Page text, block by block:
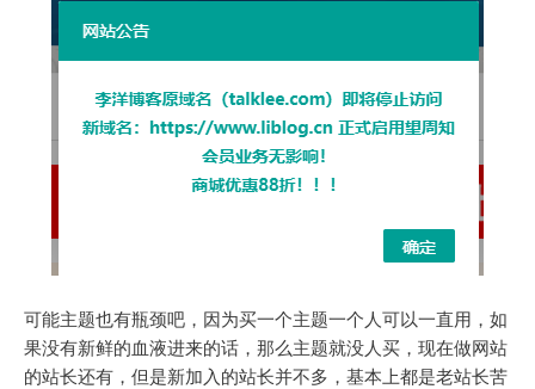
可能主题也有瓶颈吧，因为买一个主题一个人可以一直用，如
果没有新鲜的血液进来的话，那么主题就没人买，现在做网站
的站长还有，但是新加入的站长并不多，基本上都是老站长苦